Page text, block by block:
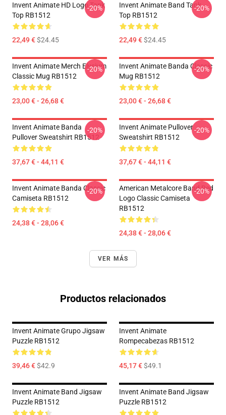
Invent Animate HD Logo Tank
Top RB1512
22,49 €$24.45
-20%
Invent Animate Band Tank
Top RB1512
22,49 €$24.45
-20%
Invent Animate Merch Elysium
Classic Mug RB1512
23,00 € - 26,68 €
-20%
Invent Animate Banda Classic
Mug RB1512
23,00 € - 26,68 €
-20%
Invent Animate Banda
Pullover Sweatshirt RB1512
37,67 € - 44,11 €
-20%
Invent Animate Pullover
Sweatshirt RB1512
37,67 € - 44,11 €
-20%
Invent Animate Banda Classic
Camiseta RB1512
24,38 € - 28,06 €
-20%
American Metalcore Band Red
Logo Classic Camiseta
RB1512
24,38 € - 28,06 €
-20%
VER MÁS
Productos relacionados
Invent Animate Grupo Jigsaw
Puzzle RB1512
39,46 €$42.9
Invent Animate
Rompecabezas RB1512
45,17 €$49.1
Invent Animate Band Jigsaw
Puzzle RB1512
Invent Animate Band Jigsaw
Puzzle RB1512